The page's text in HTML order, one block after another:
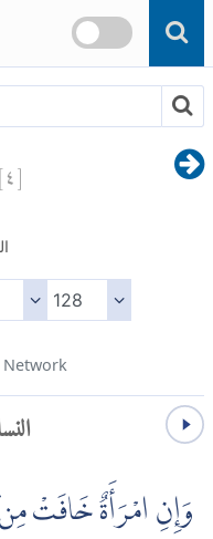
Skip to main content
[٤]
Network
وَإِنِ امْرَأَةٌ خَافَتْ